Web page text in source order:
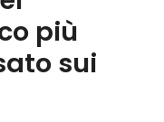
più
sui